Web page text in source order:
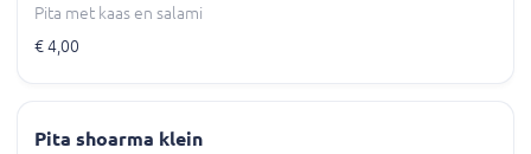
Pita met kaas en salami
€ 4,00
Pita shoarma klein